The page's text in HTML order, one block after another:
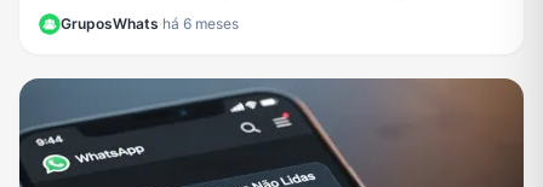
GruposWhats·há 6 meses